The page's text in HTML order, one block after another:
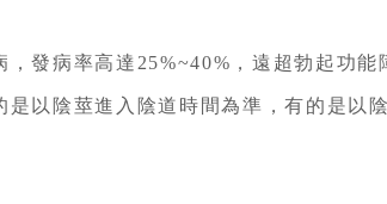
發病率高達25%~40%，遠超勃起功能
以陰莖進入陰道時間為準，有的是以